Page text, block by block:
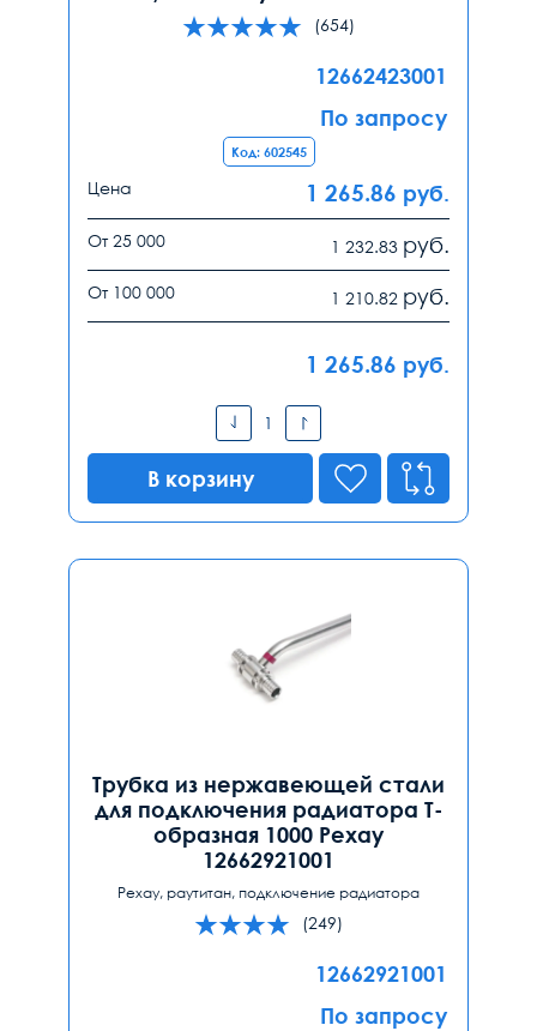
(654)
12662423001
По запросу
Код: 602545
Цена 1 265.86 руб.
От 25 000 1 232.83 руб.
От 100 000 1 210.82 руб.
1 265.86 руб.
В корзину
Трубка из нержавеющей стали
для подключения радиатора Т-
образная 1000 Рехау
12662921001
Рехау, раутитан, подключение радиатора
(249)
12662921001
По запросу